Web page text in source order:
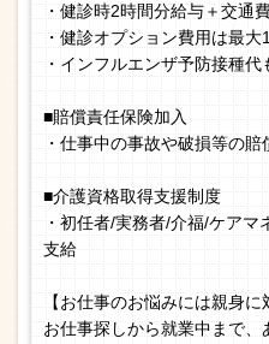
・健診時2時間分給与＋交通
・健診オプション費用は最
・インフルエンザ予防接種代
■賠償責任保険加入
・仕事中の事故や破損等の
■介護資格取得支援制度
・初任者/実務者/介福/ケア
支給
【お仕事のお悩みには親身に
お仕事探しから就業中まで